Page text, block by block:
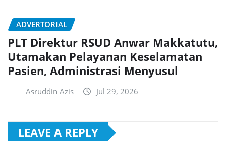
ADVERTORIAL
PLT Direktur RSUD Anwar Makkatutu,
Utamakan Pelayanan Keselamatan
Pasien, Administrasi Menyusul
Asruddin Azis Jul 29, 2026
LEAVE A REPLY